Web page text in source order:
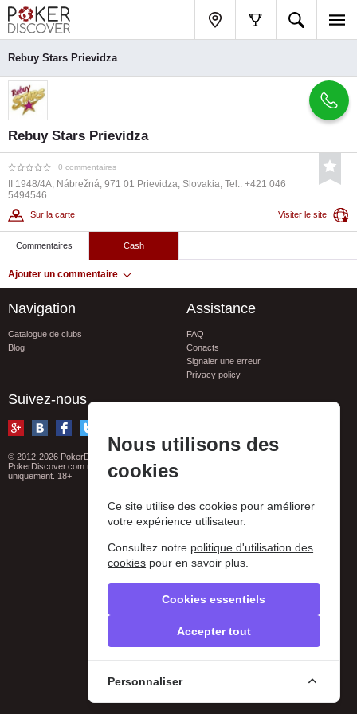
Rebuy Stars Prievidza
Rebuy Stars Prievidza
0 commentaires
II 1948/4A, Nábrežná, 971 01 Prievidza, Slovakia, Tel.: +421 046
5494546
Sur la carte Visiter le site
Commentaires Cash
Ajouter un commentaire
Navigation
Catalogue de clubs
Blog
Assistance
FAQ
Conacts
Signaler une erreur
Privacy policy
Suivez-nous
© 2012-2026 PokerDiscover.com. Tous droits réservés
PokerDiscover.com n'est pas un organisateur de jeux. Le site est à titre informatif
uniquement. 18+
Nous utilisons des
cookies
Ce site utilise des cookies pour améliorer
votre expérience utilisateur.
Consultez notre politique d'utilisation des
cookies pour en savoir plus.
Cookies essentiels
Accepter tout
Personnaliser